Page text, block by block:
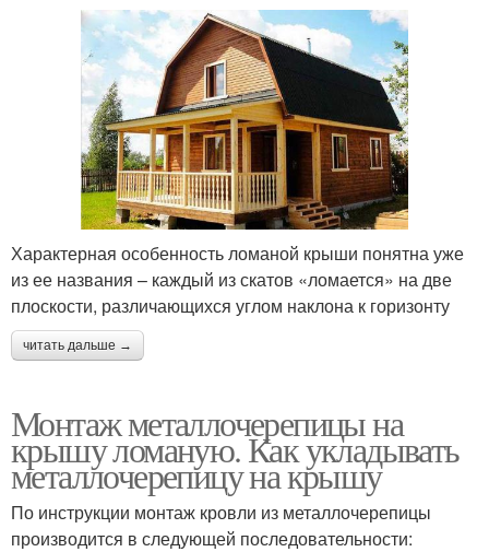
Характерная особенность ломаной крыши понятна уже
из ее названия – каждый из скатов «ломается» на две
плоскости, различающихся углом наклона к горизонту
читать дальше →
Монтаж металлочерепицы на
крышу ломаную. Как укладывать
металлочерепицу на крышу
По инструкции монтаж кровли из металлочерепицы
производится в следующей последовательности: